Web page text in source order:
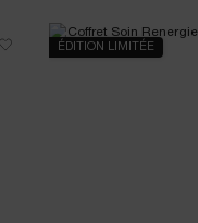
ÉDITION LIMITÉE